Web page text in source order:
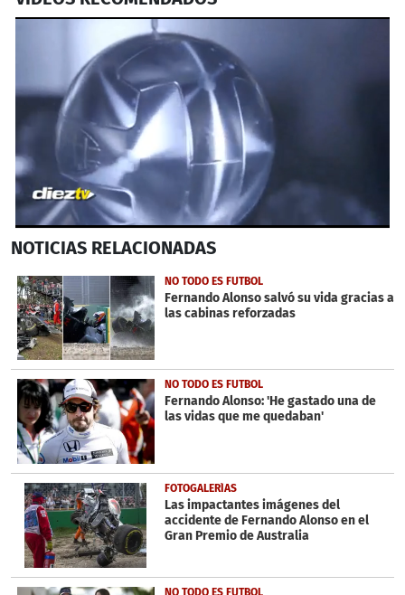
seconds
1
minute,
4
seconds
NOTICIAS RELACIONADAS
NO TODO ES FUTBOL
Fernando Alonso salvó su vida gracias a
las cabinas reforzadas
NO TODO ES FUTBOL
Fernando Alonso: 'He gastado una de
las vidas que me quedaban'
FOTOGALERÍAS
Las impactantes imágenes del
accidente de Fernando Alonso en el
Gran Premio de Australia
NO TODO ES FUTBOL